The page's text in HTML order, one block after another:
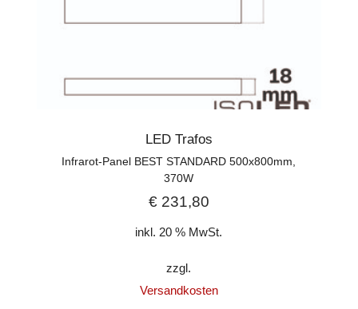
LED Trafos
Infrarot-Panel BEST STANDARD 500x800mm,
370W
€231,80
inkl. 20 % MwSt.
zzgl.
Versandkosten